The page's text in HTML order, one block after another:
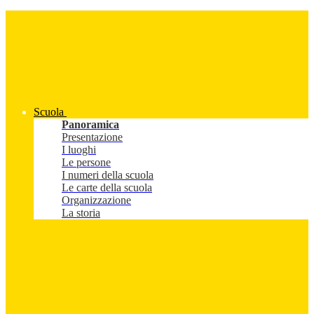
Scuola
Panoramica
Presentazione
I luoghi
Le persone
I numeri della scuola
Le carte della scuola
Organizzazione
La storia